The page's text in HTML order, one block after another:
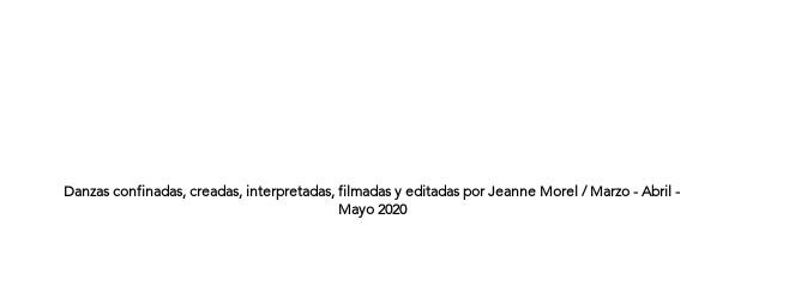
Danzas confinadas, creadas, interpretadas, filmadas y editadas por Jeanne Morel / Marzo - Abril -
Mayo 2020